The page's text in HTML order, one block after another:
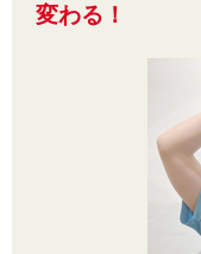
変わる！